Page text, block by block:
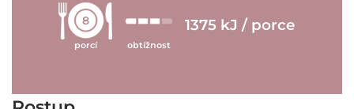
8
porcí obtížnost
1375 kJ / porce